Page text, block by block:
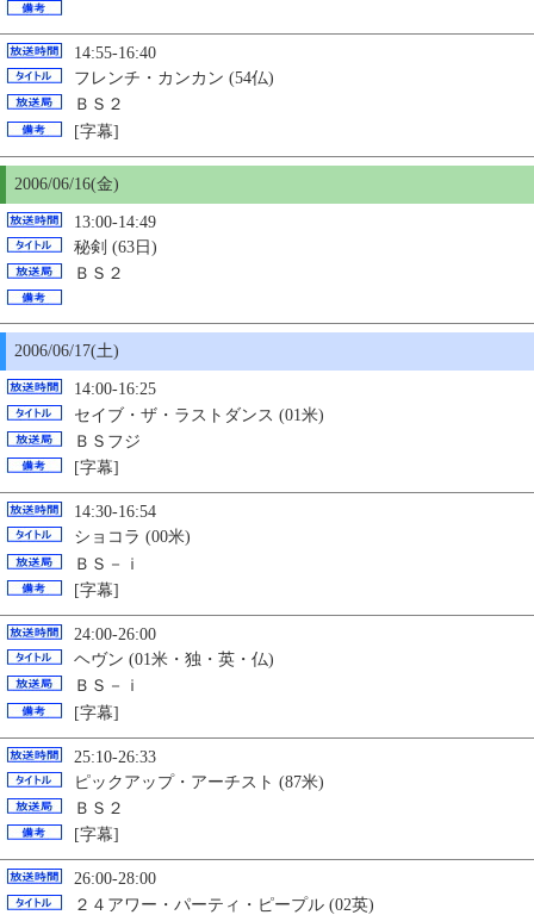
14:55-16:40
フレンチ・カンカン (54仏)
ＢＳ２
[字幕]
2006/06/16(金)
13:00-14:49
秘剣 (63日)
ＢＳ２
2006/06/17(土)
14:00-16:25
セイブ・ザ・ラストダンス (01米)
ＢＳフジ
[字幕]
14:30-16:54
ショコラ (00米)
ＢＳ－ｉ
[字幕]
24:00-26:00
ヘヴン (01米・独・英・仏)
ＢＳ－ｉ
[字幕]
25:10-26:33
ピックアップ・アーチスト (87米)
ＢＳ２
[字幕]
26:00-28:00
２４アワー・パーティ・ピープル (02英)